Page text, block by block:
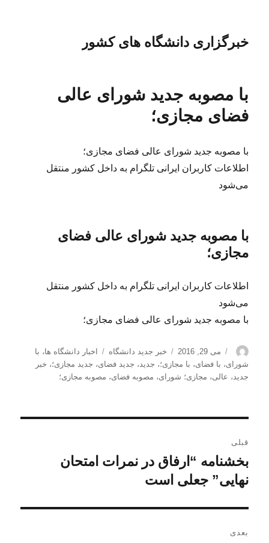
خبرگزاری دانشگاه های کشور
با مصوبه جدید شورای عالی
فضای مجازی؛
با مصوبه جدید شورای عالی فضای مجازی؛
اطلاعات کاربران ایرانی تلگرام به داخل کشور منتقل
می‌شود
با مصوبه جدید شورای عالی فضای
مجازی؛
اطلاعات کاربران ایرانی تلگرام به داخل کشور منتقل
می‌شود
با مصوبه جدید شورای عالی فضای مجازی؛
نویسنده
ارسال
شده
در
می 29, 2016 دسته‌ها
خبر جدید دانشگاه برچسب‌ها
اخبار دانشگاه ها، با
شورای، با فضای، با مجازی؛، جدید، جدید فضای، جدید مجازی؛، خبر
جدید، عالی، مجازی؛ شورای، مصوبه فضای، مصوبه مجازی؛
نوشته
قبلی
نوشته
قبلی:
بخشنامه‌ “ارفاق در نمرات امتحان
نهایی” جعلی است
بعدی